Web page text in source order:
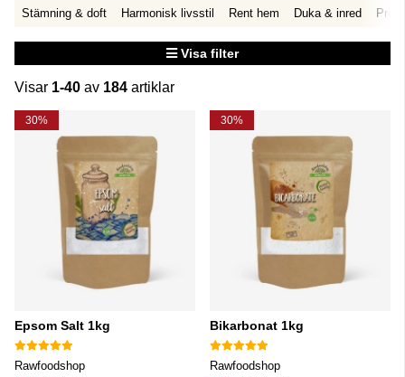
Stämning & doft Harmonisk livsstil Rent hem Duka & inred
Visa filter
Visar 1-40 av 184 artiklar
Produkter
30%
Epsom Salt 1kg
Rawfoodshop
30%
Bikarbonat 1kg
Rawfoodshop